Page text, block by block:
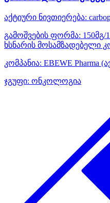
აქტიური ნივთიერება:
გამოშვების ფორმა:
ხსნარის მოსამზადებელი
კომპანია: EBEWE Pharma
ჯგუფი: ონკოლოგია